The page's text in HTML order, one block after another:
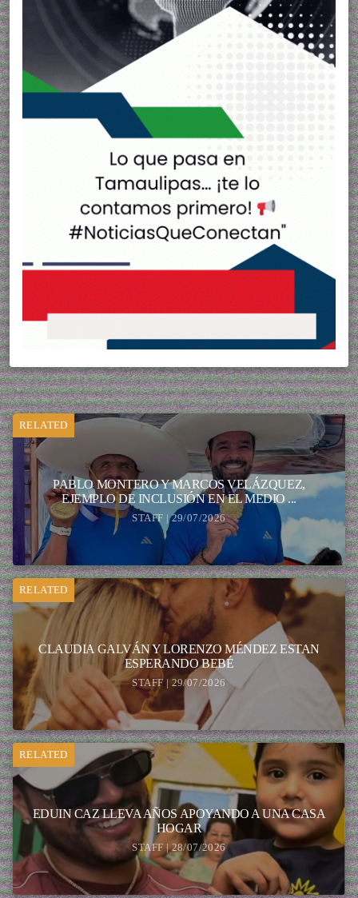
RELATED
PABLO MONTERO Y MARCOS VELÁZQUEZ,
EJEMPLO DE INCLUSIÓN EN EL MEDIO ...
STAFF | 29/07/2026
RELATED
CLAUDIA GALVÁN Y LORENZO MÉNDEZ ESTAN
ESPERANDO BEBÉ
STAFF | 29/07/2026
RELATED
EDUIN CAZ LLEVA AÑOS APOYANDO A UNA CASA
HOGAR
STAFF | 28/07/2026